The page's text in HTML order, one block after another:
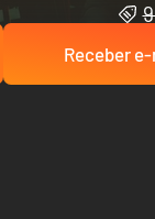
Receber